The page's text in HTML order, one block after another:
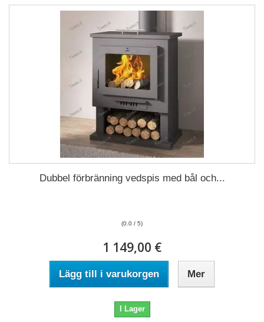
Dubbel förbränning vedspis med bål och...
(0.0 / 5)
1 149,00 €
Lägg till i varukorgen Mer
I Lager